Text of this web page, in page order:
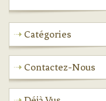
Catégories
Contactez-Nous